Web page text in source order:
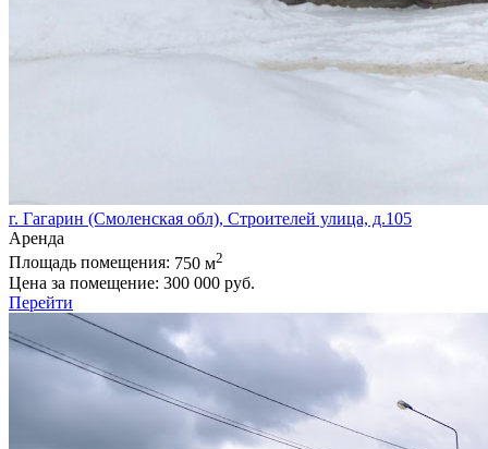
г. Гагарин (Смоленская обл), Строителей улица, д.105
Аренда
Площадь помещения: 750 м2
Цена за помещение: 300 000 руб.
Перейти